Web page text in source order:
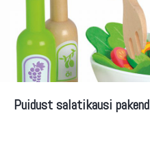
Puidust salatikausi pakend